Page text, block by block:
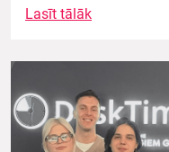
Lasīt tālāk